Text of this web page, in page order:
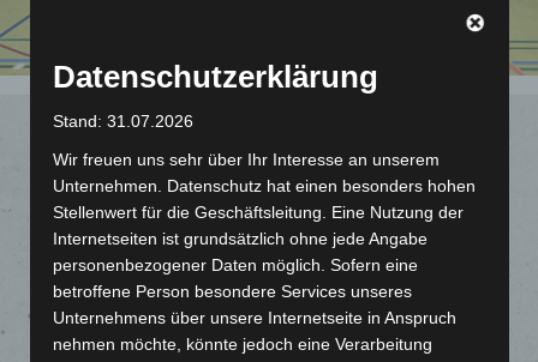
F-Jugend
TRAININGSZEITEN
Datenschutzerklärung
Stand: 31.07.2026
Wir freuen uns sehr über Ihr Interesse an unserem
Unternehmen. Datenschutz hat einen besonders hohen
Stellenwert für die Geschäftsleitung. Eine Nutzung der
Internetseiten ist grundsätzlich ohne jede Angabe
personenbezogener Daten möglich. Sofern eine
betroffene Person besondere Services unseres
Unternehmens über unsere Internetseite in Anspruch
nehmen möchte, könnte jedoch eine Verarbeitung